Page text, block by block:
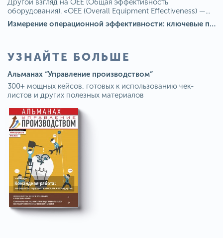
Другой взгляд на OEE (Общая эффективность
оборудования). «OEE (Overall Equipment Effectiveness) —...
Измерение операционной эффективности: ключевые показатели для непрерывного совершенствования
УЗНАЙТЕ БОЛЬШЕ
Альманах “Управление производством”
300+ мощных кейсов, готовых к использованию чек-
листов и других полезных материалов